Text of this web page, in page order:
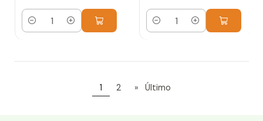
Quantidade Quantidade
1 2 » Último